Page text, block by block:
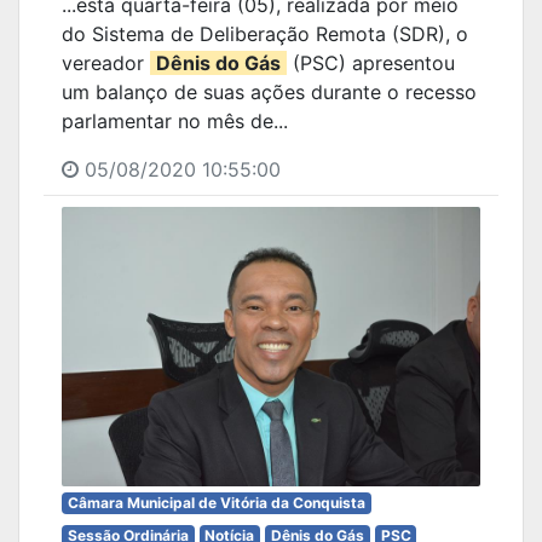
do Sistema de Deliberação Remota (SDR), o
vereador Dênis do Gás (PSC) apresentou
um balanço de suas ações durante o recesso
parlamentar no mês de...
05/08/2020 10:55:00
Câmara Municipal de Vitória da Conquista
Sessão Ordinária
Notícia Dênis do Gás PSC